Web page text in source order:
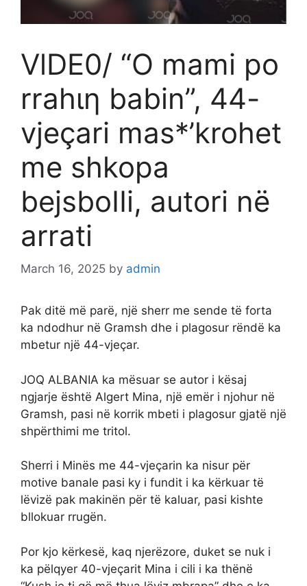
VlDE0/ “O mami po
rrahιη babin”, 44-
vjeçari mas*’krohet
me shkopa
bejsboIIi, autori në
arrati
March 16, 2025 by admin
Pak ditë më parë, një sherr me sende të forta
ka ndodhur në Gramsh dhe i plagosur rëndë ka
mbetur një 44-vjeçar.
JOQ ALBANIA ka mësuar se autor i kësaj
ngjarje është Algert Mina, një emër i njohur në
Gramsh, pasi në korrik mbeti i plagosur gjatë një
shpërthimi me tritol.
Sherri i Minës me 44-vjeçarin ka nisur për
motive banale pasi ky i fundit i ka kërkuar të
lëvizë pak makinën për të kaluar, pasi kishte
bllokuar rrugën.
Por kjo kërkesë, kaq njerëzore, duket se nuk i
ka pëlqyer 40-vjeçarit Mina i cili i ka thënë